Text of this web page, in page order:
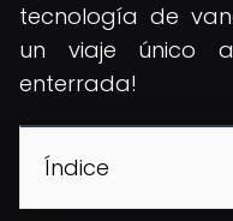
tecnología de
un viaje único
enterrada!
Índice